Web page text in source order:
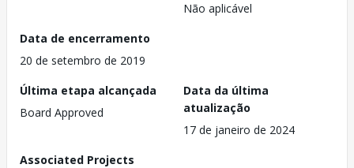
Não aplicável
Data de encerramento
20 de setembro de 2019
Última etapa alcançada
Board Approved
Data da última
atualização
17 de janeiro de 2024
Associated Projects